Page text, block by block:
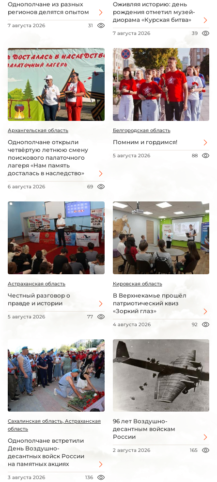
Однополчане из разных
регионов делятся опытом
7 августа 2026 31
Оживляя историю: день
рождения отметил музей-
диорама «Курская битва»
7 августа 2026 39
Архангельская область
Однополчане открыли
четвёртую летнюю смену
поискового палаточного
лагеря «Нам память
досталась в наследство»
6 августа 2026 69
Белгородская область
Помним и гордимся!
5 августа 2026 88
Астраханская область
Честный разговор о
правде и истории
5 августа 2026 77
Кировская область
В Верхнекамье прошёл
патриотический квиз
«Зоркий глаз»
4 августа 2026 92
Сахалинская область, Астраханская
область
Однополчане встретили
День Воздушно-
десантных войск России
на памятных акциях
3 августа 2026 136
96 лет Воздушно-
десантным войскам
России
2 августа 2026 165